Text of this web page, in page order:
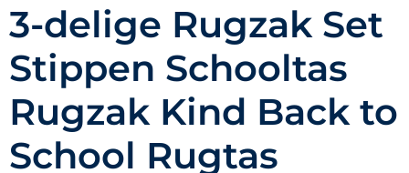
3-delige Rugzak Set
Stippen Schooltas
Rugzak Kind Back to
School Rugtas